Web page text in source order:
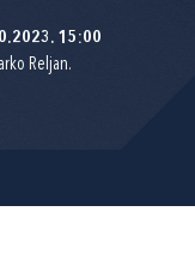
15:00
Reljan.